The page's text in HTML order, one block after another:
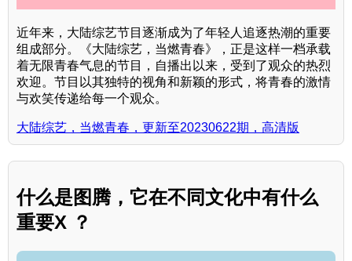
近年来，大陆综艺节目逐渐成为了年轻人追逐热潮的重要
组成部分。《大陆综艺，当燃青春》，正是这样一档承载
着无限青春气息的节目，自播出以来，受到了观众的热烈
欢迎。节目以其独特的视角和新颖的形式，将青春的激情
与欢笑传递给每一个观众。
大陆综艺，当燃青春，更新至20230622期，高清版
什么是图腾，它在不同文化中有什么
重要X ？